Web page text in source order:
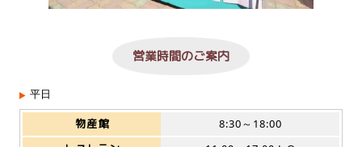
営業時間のご案内
平日
物産館
8:30～18:00